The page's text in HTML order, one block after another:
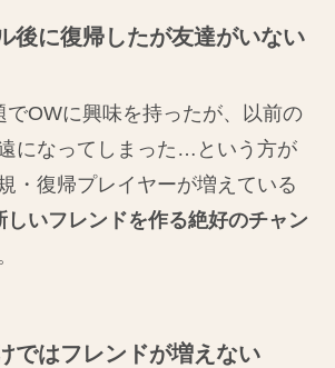
後に復帰したが友達がいない
でOWに興味を持ったが、以前の
になってしまった…という方が
・復帰プレイヤーが増えている
しいフレンドを作る絶好のチャン
ではフレンドが増えない